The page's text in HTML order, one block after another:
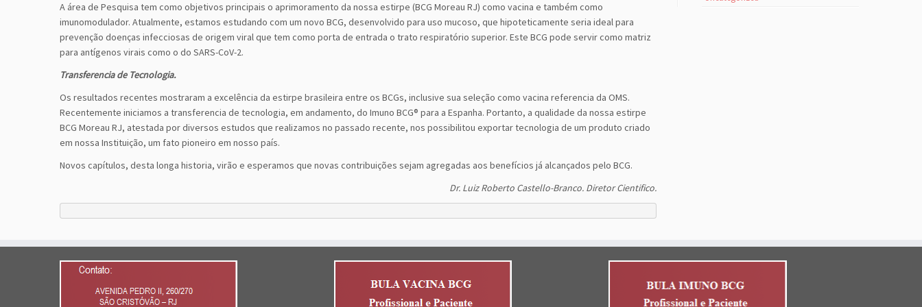
A área de Pesquisa tem como objetivos principais o aprimoramento da nossa estirpe (BCG Moreau RJ) como vacina e também como
imunomodulador. Atualmente, estamos estudando com um novo BCG, desenvolvido para uso mucoso, que hipoteticamente seria ideal para
prevenção doenças infecciosas de origem viral que tem como porta de entrada o trato respiratório superior. Este BCG pode servir como matriz
para antígenos virais como o do SARS-CoV-2.
Transferencia de Tecnologia.
Os resultados recentes mostraram a excelência da estirpe brasileira entre os BCGs, inclusive sua seleção como vacina referencia da OMS.
Recentemente iniciamos a transferencia de tecnologia, em andamento, do Imuno BCG® para a Espanha. Portanto, a qualidade da nossa estirpe
BCG Moreau RJ, atestada por diversos estudos que realizamos no passado recente, nos possibilitou exportar tecnologia de um produto criado
em nossa Instituição, um fato pioneiro em nosso país.
Novos capítulos, desta longa historia, virão e esperamos que novas contribuições sejam agregadas aos benefícios já alcançados pelo BCG.
Dr. Luiz Roberto Castello-Branco. Diretor Cientifico.